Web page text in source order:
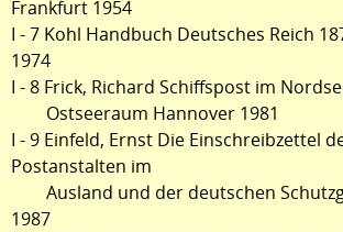
Frankfurt 1954
I - 7 Kohl Handbuch Deutsches Reich
1974
I - 8 Frick, Richard Schiffspost im
Ostseeraum Hannover 1981
I - 9 Einfeld, Ernst Die Einschreibzettel
Postanstalten im
Ausland und der deutschen
1987